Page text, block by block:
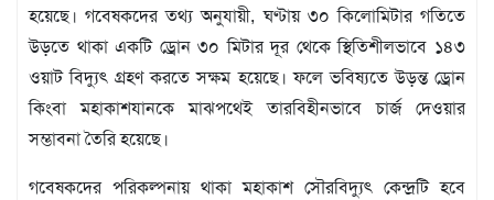
ধর্ম
গনমাধ্যম
সংবাদ
বিজ্ঞপ্তি
চাকুরী
আবহাওয়া
হয়েছে। গবেষকদের তথ্য অনুযায়ী, ঘণ্টায় ৩০ কিলোমিটার গতিতে
উড়তে থাকা একটি ড্রোন ৩০ মিটার দূর থেকে স্থিতিশীলভাবে ১৪৩
ওয়াট বিদ্যুৎ গ্রহণ করতে সক্ষম হয়েছে। ফলে ভবিষ্যতে উড়ন্ত ড্রোন
কিংবা মহাকাশযানকে মাঝপথেই তারবিহীনভাবে চার্জ দেওয়ার
সম্ভাবনা তৈরি হয়েছে।
গবেষকদের পরিকল্পনায় থাকা মহাকাশ সৌরবিদ্যুৎ কেন্দ্রটি হবে